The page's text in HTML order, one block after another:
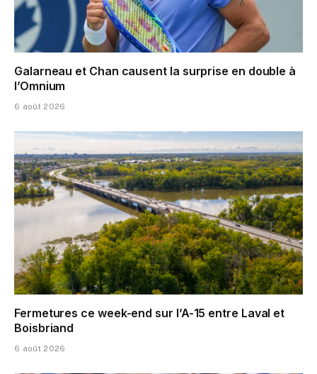
Galarneau et Chan causent la surprise en double à
l’Omnium
6 août 2026
Fermetures ce week-end sur l’A-15 entre Laval et
Boisbriand
6 août 2026